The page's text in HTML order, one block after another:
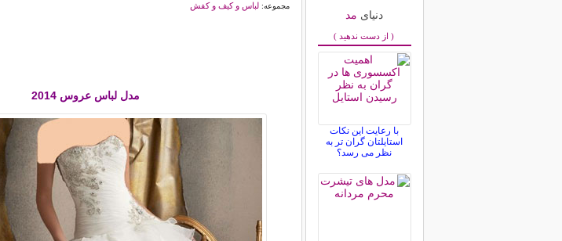
مجموعه: لباس و کیف و کفش
مدل لباس عروس 2014
دنیای مد
( از دست ندهید )
با رعایت این نکات
استایلتان گران تر به
نظر می رسد؟